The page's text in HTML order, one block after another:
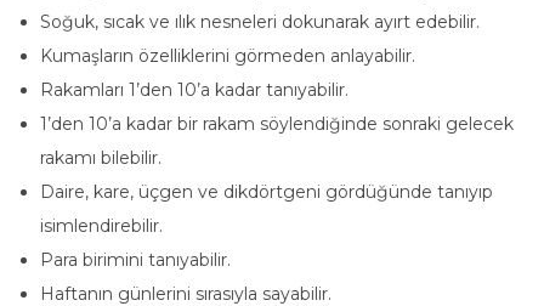
Soğuk, sıcak ve ılık nesneleri dokunarak ayırt edebilir.
Kumaşların özelliklerini görmeden anlayabilir.
Rakamları 1’den 10’a kadar tanıyabilir.
1’den 10’a kadar bir rakam söylendiğinde sonraki gelecek
rakamı bilebilir.
Daire, kare, üçgen ve dikdörtgeni gördüğünde tanıyıp
isimlendirebilir.
Para birimini tanıyabilir.
Haftanın günlerini sırasıyla sayabilir.